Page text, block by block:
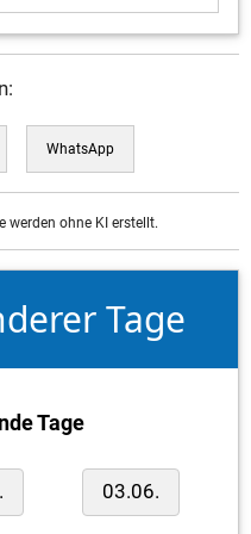
WhatsApp
werden ohne KI erstellt.
Tage
Tage
03.06.